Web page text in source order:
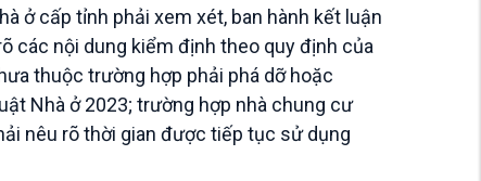
ở cấp tỉnh phải xem xét, ban hành kết luận
các nội dung kiểm định theo quy định của
thuộc trường hợp phải phá dỡ hoặc
Nhà ở 2023; trường hợp nhà chung cư
nêu rõ thời gian được tiếp tục sử dụng